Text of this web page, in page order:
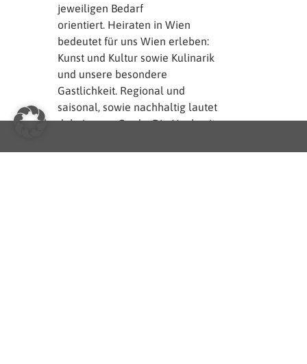
jeweiligen Bedarf
orientiert. Heiraten in Wien
bedeutet für uns Wien erleben:
Kunst und Kultur sowie Kulinarik
und unsere besondere
Gastlichkeit. Regional und
saisonal, sowie nachhaltig lautet
dabei unser Credo. Die Hochzeit
einzigartiges unvergessliches